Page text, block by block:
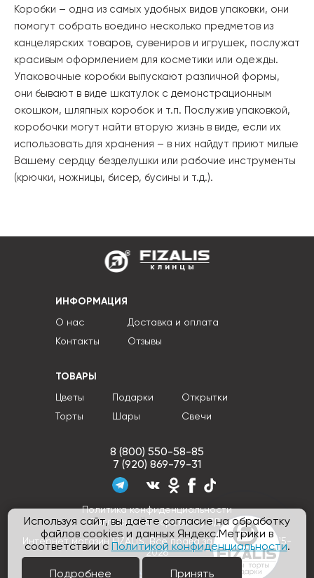
Используя сайт, вы даёте согласие на обработку
файлов cookies и данных Яндекс.Метрики в
соответствии с Политикой конфиденциальности.
Подробнее Принять
Коробки – одна из самых удобных видов упаковки, они
помогут собрать воедино несколько предметов из
канцелярских товаров, сувениров и игрушек, послужат
красивым оформлением для косметики или одежды.
Упаковочные коробки выпускают различной формы,
они бывают в виде шкатулок с демонстрационным
окошком, шляпных коробок и т.п. Послужив упаковкой,
коробочки могут найти вторую жизнь в виде, если их
использовать для хранения – в них найдут приют милые
Вашему сердцу безделушки или рабочие инструменты
(крючки, ножницы, бисер, бусины и т.д.).
клинцы
ИНФОРМАЦИЯ
О нас
Контакты
Доставка и оплата
Отзывы
ТОВАРЫ
Цветы
Торты
Подарки
Шары
Открытки
Свечи
8 (800) 550-58-85
7 (920) 869-79-31
Политика конфиденциальности
Согласие на обработку ПДн
Интернет магазин FIZALIS, Все права защищены © 2015-
2026